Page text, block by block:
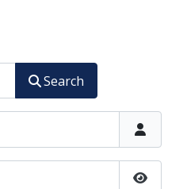
Search